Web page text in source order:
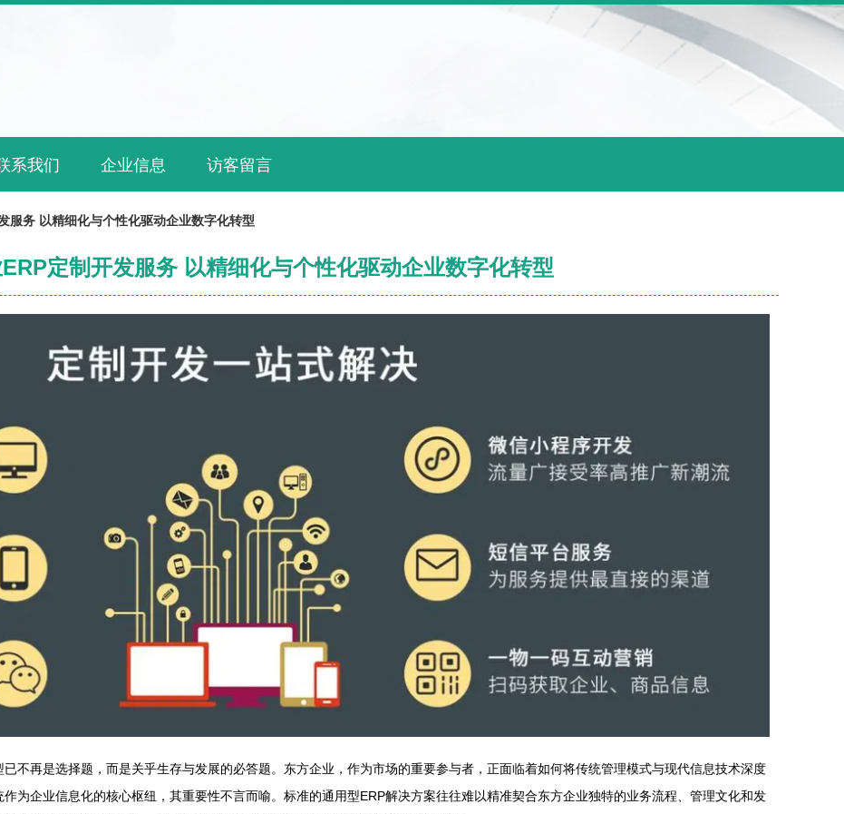
系我们 企业信息 访客留言
服务 以精细化与个性化驱动企业数字化转型
定制开发服务 以精细化与个性化驱动企业数字化转型
不再是选择题，而是关乎生存与发展的必答题。东方企业，作为市场的重要参与者，正面临着如何将传统管理模式与现代信息技术深度
为企业信息化的核心枢纽，其重要性不言而喻。标准的通用型ERP解决方案往往难以精准契合东方企业独特的业务流程、管理文化和发